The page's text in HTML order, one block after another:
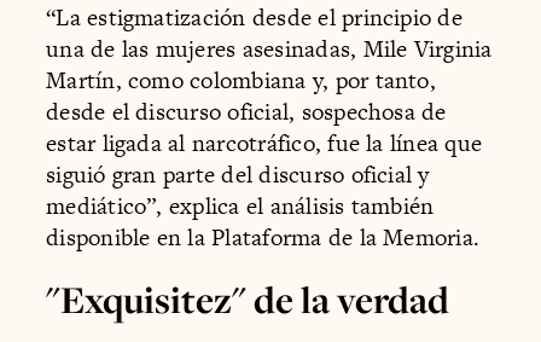
“La estigmatización desde el principio de
una de las mujeres asesinadas, Mile Virginia
Martín, como colombiana y, por tanto,
desde el discurso oficial, sospechosa de
estar ligada al narcotráfico, fue la línea que
siguió gran parte del discurso oficial y
mediático”, explica el análisis también
disponible en la Plataforma de la Memoria.
"Exquisitez" de la verdad